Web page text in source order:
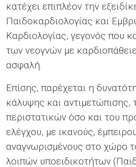
κατέχει επιπλέον την
Παιδοκαρδιολογίας και
Καρδιολογίας, γεγονός που
των νεογνών με
ασφαλή.
Επίσης, παρέχεται η
κάλυψης και
περιστατικών όσο και του
ελέγχου, με ικανούς,
αναγνωρισμένους στο χώρο
λοιπών υποειδικοτήτων